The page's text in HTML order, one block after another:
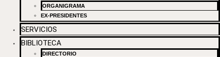
ORGANIGRAMA
EX-PRESIDENTES
SERVICIOS
BIBLIOTECA
DIRECTORIO